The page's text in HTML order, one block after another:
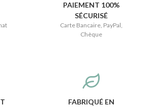
PAIEMENT 100%
SÉCURISÉ
Carte Bancaire, PayPal,
Chèque
FABRIQUÉ EN